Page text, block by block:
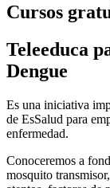
Cursos
Teleeduca
Dengue
Es una iniciativa
de EsSalud para
enfermedad.
Conoceremos a
mosquito